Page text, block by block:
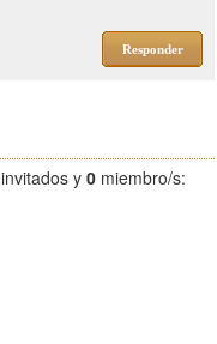
Responder
invitados y 0 miembro/s: